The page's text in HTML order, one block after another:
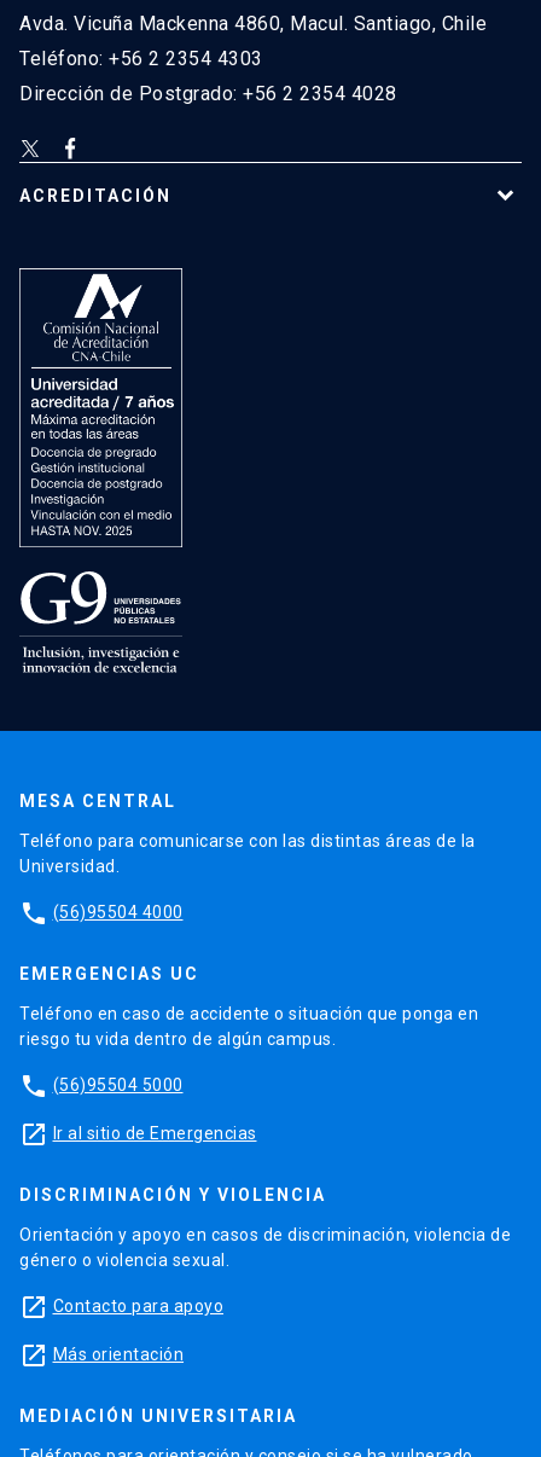
Avda. Vicuña Mackenna 4860, Macul. Santiago, Chile
Teléfono: +56 2 2354 4303
Dirección de Postgrado: +56 2 2354 4028
ACREDITACIÓN
MESA CENTRAL
Teléfono para comunicarse con las distintas áreas de la
Universidad.
phone (56)95504 4000
EMERGENCIAS UC
Teléfono en caso de accidente o situación que ponga en
riesgo tu vida dentro de algún campus.
phone (56)95504 5000
launch Ir al sitio de Emergencias
DISCRIMINACIÓN Y VIOLENCIA
Orientación y apoyo en casos de discriminación, violencia de
género o violencia sexual.
launch Contacto para apoyo
launch Más orientación
MEDIACIÓN UNIVERSITARIA